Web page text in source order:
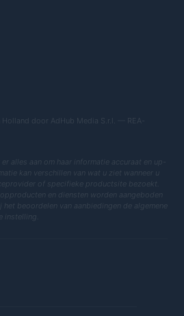
door AdHub Media S.r.l. — REA-
alles aan om haar informatie accuraat en up-
kan verschillen van wat u ziet wanneer u
of specifieke productsite bezoekt.
en diensten worden aangeboden
beoordelen van aanbiedingen de algemene
instelling.